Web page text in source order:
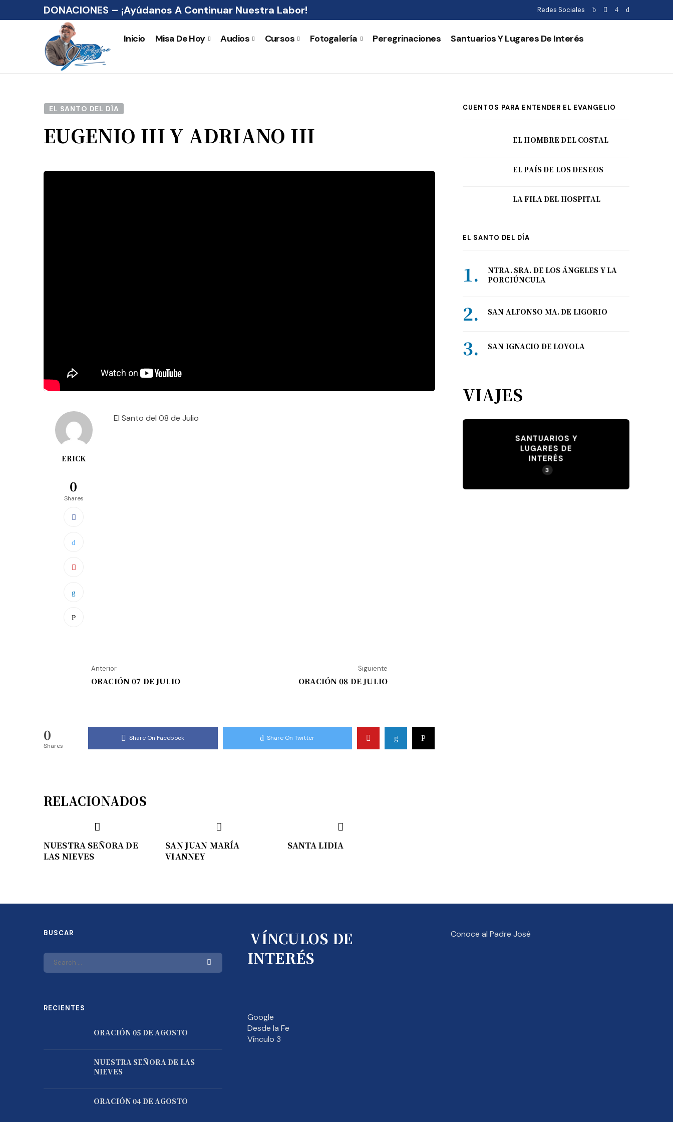
DONACIONES – ¡Ayúdanos A Continuar Nuestra Labor! Redes Sociales
Inicio Misa De Hoy Audios Cursos Fotogalería Peregrinaciones Santuarios Y Lugares De Interés
EL SANTO DEL DÍA
EUGENIO III Y ADRIANO III
ERICK
0
Shares
El Santo del 08 de Julio
Anterior
ORACIÓN 07 DE JULIO
Siguiente
ORACIÓN 08 DE JULIO
0
Shares
Share On Facebook Share On Twitter
RELACIONADOS
NUESTRA SEÑORA DE
LAS NIEVES
SAN JUAN MARÍA
VIANNEY
SANTA LIDIA
CUENTOS PARA ENTENDER EL EVANGELIO
EL HOMBRE DEL COSTAL
EL PAÍS DE LOS DESEOS
LA FILA DEL HOSPITAL
EL SANTO DEL DÍA
NTRA. SRA. DE LOS ÁNGELES Y LA
PORCIÚNCULA
SAN ALFONSO MA. DE LIGORIO
SAN IGNACIO DE LOYOLA
VIAJES
SANTUARIOS Y
LUGARES DE
INTERÉS
3
BUSCAR
RECIENTES
ORACIÓN 05 DE AGOSTO
NUESTRA SEÑORA DE LAS
NIEVES
ORACIÓN 04 DE AGOSTO
VÍNCULOS DE
INTERÉS
Google
Desde la Fe
Vínculo 3
Conoce al Padre José